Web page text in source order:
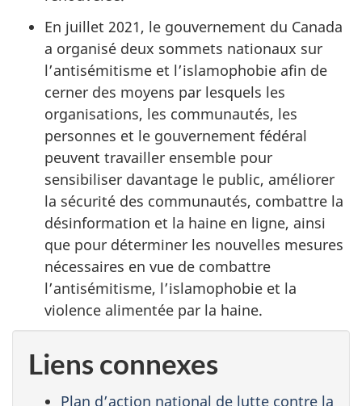
En juillet 2021, le gouvernement du Canada
a organisé deux sommets nationaux sur
l’antisémitisme et l’islamophobie afin de
cerner des moyens par lesquels les
organisations, les communautés, les
personnes et le gouvernement fédéral
peuvent travailler ensemble pour
sensibiliser davantage le public, améliorer
la sécurité des communautés, combattre la
désinformation et la haine en ligne, ainsi
que pour déterminer les nouvelles mesures
nécessaires en vue de combattre
l’antisémitisme, l’islamophobie et la
violence alimentée par la haine.
Liens connexes
Plan d’action national de lutte contre la